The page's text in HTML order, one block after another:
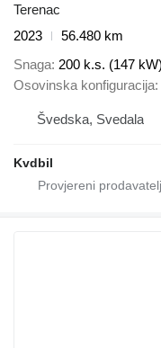
Terenac
2023
56.480 km
Snaga 200 k.s. (147 kW)
Osovinska konfiguracija
Švedska, Svedala
Kvdbil